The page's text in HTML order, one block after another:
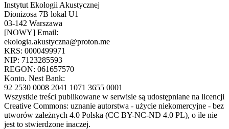
Instytut Ekologii Akustycznej
Dionizosa 7B lokal U1
03-142 Warszawa
[NOWY] Email:
ekologia.akustyczna@proton.me
KRS: 0000499971
NIP: 7123285593
REGON: 061657570
Konto. Nest Bank:
92 2530 0008 2041 1071 3655 0001
Wszystkie treści publikowane w serwisie są udostępniane na licencji
Creative Commons: uznanie autorstwa - użycie niekomercyjne - bez
utworów zależnych 4.0 Polska (CC BY-NC-ND 4.0 PL), o ile nie
jest to stwierdzone inaczej.